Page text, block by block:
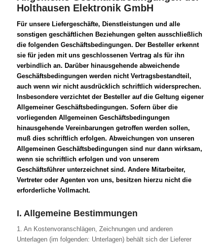
Holthausen Elektronik GmbH
Für unsere Liefergeschäfte, Dienstleistungen und alle
sonstigen geschäftlichen Beziehungen gelten ausschließlich
die folgenden Geschäftsbedingungen. Der Besteller erkennt
sie für jeden mit uns geschlossenen Vertrag als für ihn
verbindlich an. Darüber hinausgehende abweichende
Geschäftsbedingungen werden nicht Vertragsbestandteil,
auch wenn wir nicht ausdrücklich schriftlich widersprechen.
Insbesondere verzichtet der Besteller auf die Geltung eigener
Allgemeiner Geschäftsbedingungen. Sofern über die
vorliegenden Allgemeinen Geschäftsbedingungen
hinausgehende Vereinbarungen getroffen werden sollen,
muß dies schriftlich erfolgen. Abweichungen von unseren
Allgemeinen Geschäftsbedingungen sind nur dann wirksam,
wenn sie schriftlich erfolgen und von unserem
Geschäftsführer unterzeichnet sind. Andere Mitarbeiter,
Vertreter oder Agenten von uns, besitzen hierzu nicht die
erforderliche Vollmacht.
I. Allgemeine Bestimmungen
1. An Kostenvoranschlägen, Zeichnungen und anderen
Unterlagen (im folgenden: Unterlagen) behält sich der Lieferer